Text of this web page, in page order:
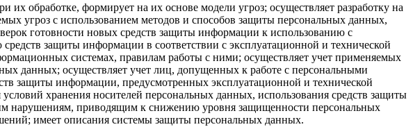
обработке, формирует на их основе модели угроз; осуществляет разработку на
угроз с использованием методов и способов защиты персональных данных,
готовности новых средств защиты информации к использованию с
защиты информации в соответствии с эксплуатационной и технической
системах, правилам работы с ними; осуществляет учет применяемых
данных; осуществляет учет лиц, допущенных к работе с персональными
защиты информации, предусмотренных эксплуатационной и технической
хранения носителей персональных данных, использования средств защиты
нарушениям, приводящим к снижению уровня защищенности персональных
имеет описания системы защиты персональных данных.